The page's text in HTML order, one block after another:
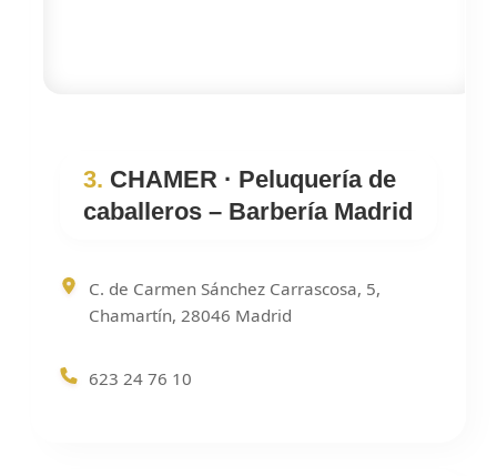
3. CHAMER · Peluquería de
caballeros – Barbería Madrid
C. de Carmen Sánchez Carrascosa, 5,
Chamartín, 28046 Madrid
623 24 76 10